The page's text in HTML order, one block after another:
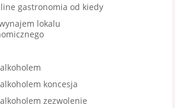
gastronomia od kiedy
lokalu
koncesja
zezwolenie